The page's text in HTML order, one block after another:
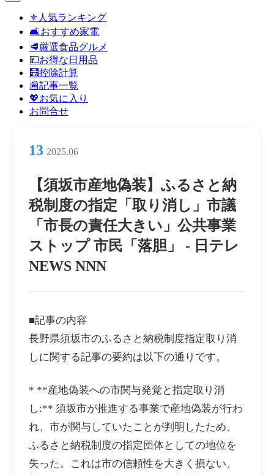
⚜️人気ランキング
🛋️おすすめ家電
🥩厳選食品グルメ
💴お得な日用品
🧮控除計算
📰記事一覧
💖お気に入り
お問合せ
13 2025.06
【須坂市産地偽装】ふるさと納
税制度の指定「取り消し」市議
「市長の責任大きい」公共事業
ストップ 市民「落胆」 - 日テレ
NEWS NNN
■記事の内容
長野県須坂市のふるさと納税制度指定取り消
しに関する記事の要約は以下の通りです。
* **産地偽装への市関与発覚と指定取り消
し:** 須坂市が推進する事業で産地偽装が行わ
れ、市が関与していたことが判明したため、
ふるさと納税制度の指定団体としての地位を
失った。これは市の信頼性を大きく損ない、